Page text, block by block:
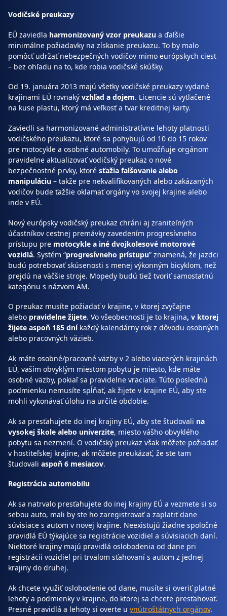
Vodičské preukazy
EÚ zaviedla harmonizovaný vzor preukazu a ďalšie
minimálne požiadavky na získanie preukazu. To by malo
pomôcť udržať nebezpečných vodičov mimo európskych ciest
– bez ohľadu na to, kde robia vodičské skúšky.
Od 19. januára 2013 majú všetky vodičské preukazy vydané
krajinami EÚ rovnaký vzhľad a dojem. Licencie sú vytlačené
na kuse plastu, ktorý má veľkosť a tvar kreditnej karty.
Zaviedli sa harmonizované administratívne lehoty platnosti
vodičského preukazu, ktoré sa pohybujú od 10 do 15 rokov
pre motocykle a osobné automobily. To umožňuje orgánom
pravidelne aktualizovať vodičský preukaz o nové
bezpečnostné prvky, ktoré sťažia falšovanie alebo
manipuláciu – takže pre nekvalifikovaných alebo zakázaných
vodičov bude ťažšie oklamať orgány vo svojej krajine alebo
inde v EÚ.
Nový európsky vodičský preukaz chráni aj zraniteľných
účastníkov cestnej premávky zavedením progresívneho
prístupu pre motocykle a iné dvojkolesové motorové
vozidlá. Systém “progresívneho prístupu” znamená, že jazdci
budú potrebovať skúsenosti s menej výkonným bicyklom, než
prejdú na väčšie stroje. Mopedy budú tiež tvoriť samostatnú
kategóriu s názvom AM.
O preukaz musíte požiadať v krajine, v ktorej zvyčajne
alebo pravidelne žijete. Vo všeobecnosti je to krajina, v ktorej
žijete aspoň 185 dníkaždý kalendárny rok z dôvodu osobných
alebo pracovných väzieb.
Ak máte osobné/pracovné väzby v 2 alebo viacerých krajinách
EÚ, vaším obvyklým miestom pobytu je miesto, kde máte
osobné väzby, pokiaľ sa pravidelne vraciate. Túto poslednú
podmienku nemusíte spĺňať, ak žijete v krajine EÚ, aby ste
mohli vykonávať úlohu na určité obdobie.
Ak sa presťahujete do inej krajiny EÚ, aby ste študovali na
vysokej škole alebo univerzite, miesto vášho obvyklého
pobytu sa nezmení. O vodičský preukaz však môžete požiadať
v hostiteľskej krajine, ak môžete preukázať, že ste tam
študovali aspoň 6 mesiacov.
Registrácia automobilu
Ak sa natrvalo presťahujete do inej krajiny EÚ a vezmete si so
sebou auto, mali by ste ho zaregistrovať a zaplatiť dane
súvisiace s autom v novej krajine. Neexistujú žiadne spoločné
pravidlá EÚ týkajúce sa registrácie vozidiel a súvisiacich daní.
Niektoré krajiny majú pravidlá oslobodenia od dane pri
registrácii vozidiel pri trvalom sťahovaní s autom z jednej
krajiny do druhej.
Ak chcete využiť oslobodenie od dane, musíte si overiť platné
lehoty a podmienky v krajine, do ktorej sa chcete presťahovať.
Presné pravidlá a lehoty si overte u vnútroštátnych orgánov.